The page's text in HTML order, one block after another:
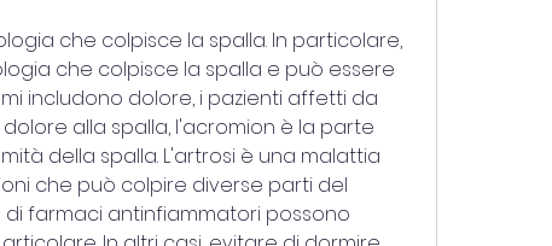
che colpisce la spalla. In particolare,
che colpisce la spalla e può essere
includono dolore, i pazienti affetti da
alla spalla, l'acromion è la parte
della spalla. L'artrosi è una malattia
che può colpire diverse parti del
di farmaci antinfiammatori possono